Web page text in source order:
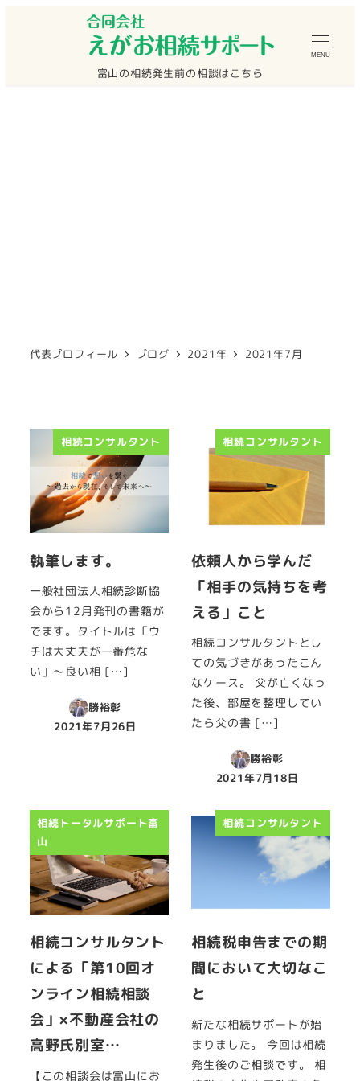
富山の相続発生前の相談はこちら
MENU
代表プロフィール ブログ 2021年 2021年7月
相続コンサルタント
執筆します。
一般社団法人相続診断協
会から12月発刊の書籍が
でます。タイトルは「ウ
チは大丈夫が一番危な
い」～良い相 […]
勝裕彰
投稿日
2021年7月26日
相続コンサルタント
依頼人から学んだ
「相手の気持ちを考
える」こと
相続コンサルタントとし
ての気づきがあったこん
なケース。 父が亡くなっ
た後、部屋を整理してい
たら父の書 […]
勝裕彰
投稿日
2021年7月18日
相続トータルサポート富
山
相続コンサルタント
による「第10回オ
ンライン相続相談
会」×不動産会社の
高野氏別室…
【この相談会は富山にお
相続コンサルタント
相続税申告までの期
間において大切なこ
と
新たな相続サポートが始
まりました。 今回は相続
発生後のご相談です。 相